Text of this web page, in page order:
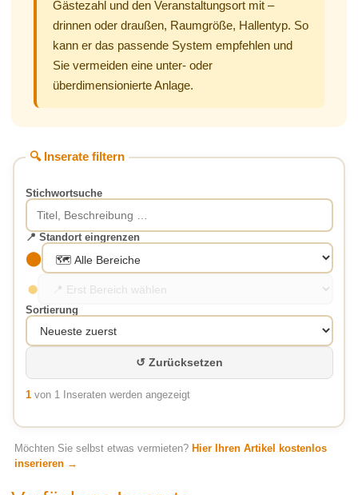
Gästezahl und den Veranstaltungsort mit –
drinnen oder draußen, Raumgröße, Hallentyp. So
kann er das passende System empfehlen und
Sie vermeiden eine unter- oder
überdimensionierte Anlage.
🔍 Inserate filtern
Stichwortsuche
📍 Standort eingrenzen
⬤
⬤
Sortierung
↺ Zurücksetzen
1von 1 Inseraten werden angezeigt
Möchten Sie selbst etwas vermieten? Hier Ihren Artikel kostenlos
inserieren →